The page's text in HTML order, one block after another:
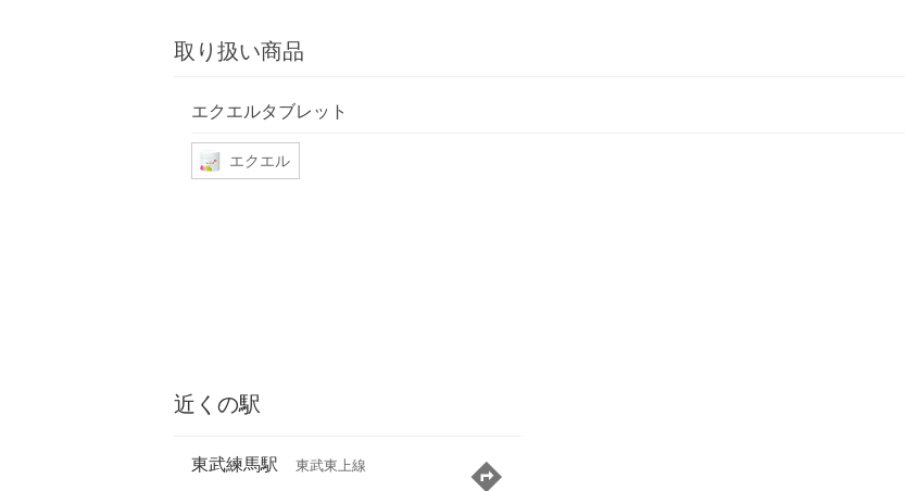
取り扱い商品
エクエルタブレット
エクエル
近くの駅
東武練馬駅 東武東上線